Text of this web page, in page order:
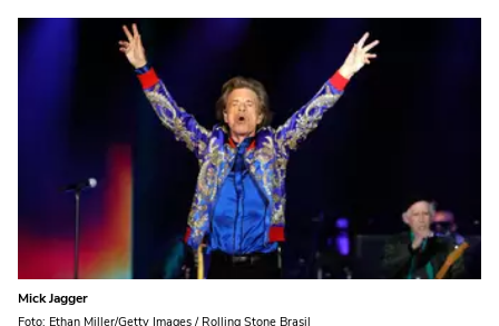
Mick Jagger
Foto: Ethan Miller/Getty Images / Rolling Stone Brasil